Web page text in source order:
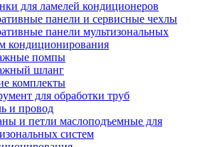
для ламелей кондиционеров
панели и сервисные чехлы
панели мультизональных
кондиционирования
помпы
шланг
комплекты
для обработки труб
и провод
и петли маслоподъемные для
систем